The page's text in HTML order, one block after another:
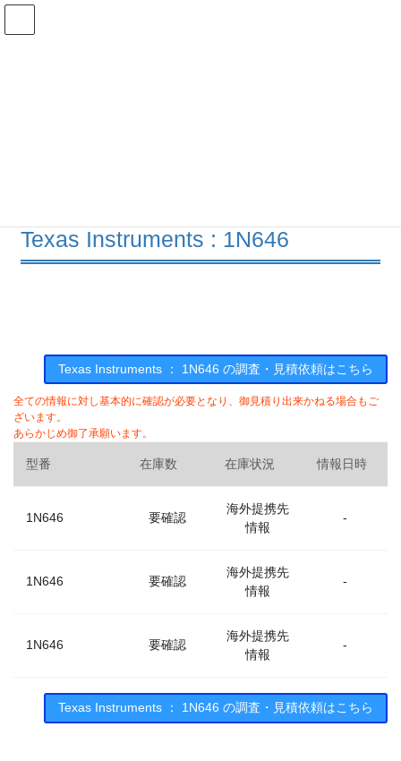
コ
ナ
Texas Instruments : 1N646
Texas Instruments ： 1N646 の調査・見積依頼はこちら
全ての情報に対し基本的に確認が必要となり、御見積り出来かねる場合もご
ざいます。
あらかじめ御了承願います。
型番 在庫数 在庫状況 情報日時
1N646 要確認
海外提携先
情報
-
1N646 要確認
海外提携先
情報
-
1N646 要確認
海外提携先
情報
-
1N646 要確認
海外提携先
情報
-
Texas Instruments ： 1N646 の調査・見積依頼はこちら